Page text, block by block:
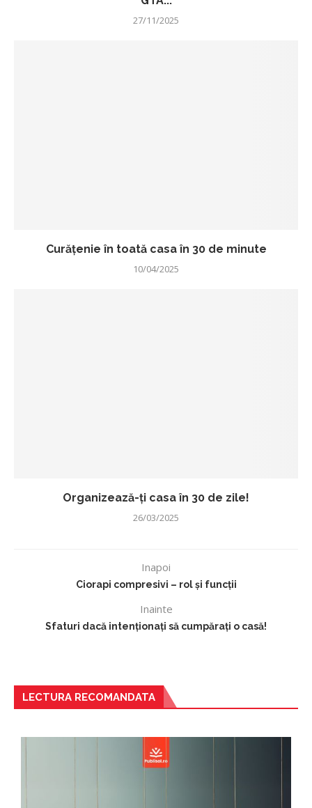
27/11/2025
Curățenie în toată casa în 30 de minute
10/04/2025
Organizează-ți casa în 30 de zile!
26/03/2025
Inapoi
Ciorapi compresivi – rol și funcții
Inainte
Sfaturi dacă intenționați să cumpărați o casă!
LECTURA RECOMANDATA